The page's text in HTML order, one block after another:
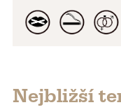
Nejbližší